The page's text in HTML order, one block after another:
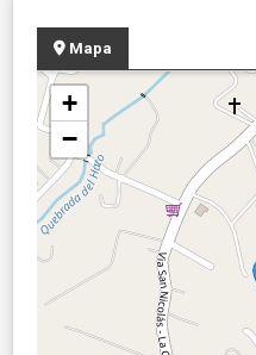
Mapa
+
−